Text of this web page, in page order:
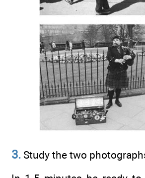
3. Study the two